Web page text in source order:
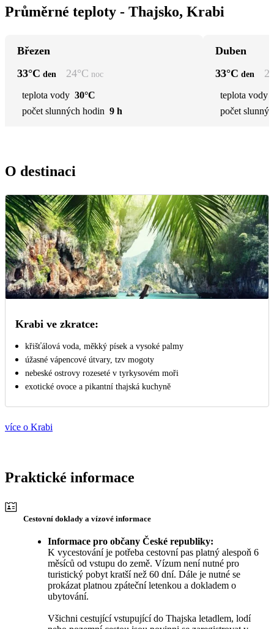
Průměrné teploty - Thajsko, Krabi
Březen
33°C den 24°C noc
teplota vody 30°C
počet slunných hodin 9 h
Duben
33°C den
teplota vody
počet
O destinaci
Krabi ve zkratce:
křišťálová voda, měkký písek a vysoké palmy
úžasné vápencové útvary, tzv mogoty
nebeské ostrovy rozeseté v tyrkysovém moři
exotické ovoce a pikantní thajská kuchyně
více o Krabi
Praktické informace
Cestovní doklady a vízové informace
Informace pro občany České republiky:
K vycestování je potřeba cestovní pas platný alespoň 6
měsíců od vstupu do země. Vízum není nutné pro
turistický pobyt kratší než 60 dní. Dále je nutné se
prokázat platnou zpáteční letenkou a dokladem o
ubytování.
Všichni cestující vstupující do Thajska letadlem, lodí